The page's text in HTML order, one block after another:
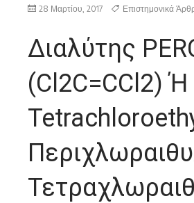
28 Μαρτίου, 2017 Επιστημονικά
Διαλύτης
(Cl2C=CCl2)